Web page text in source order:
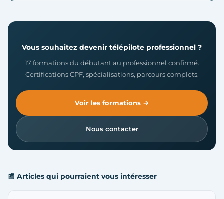
Vous souhaitez devenir télépilote professionnel ?
17 formations du débutant au professionnel confirmé.
Certifications CPF, spécialisations, parcours complets.
Voir les formations →
Nous contacter
📰 Articles qui pourraient vous intéresser